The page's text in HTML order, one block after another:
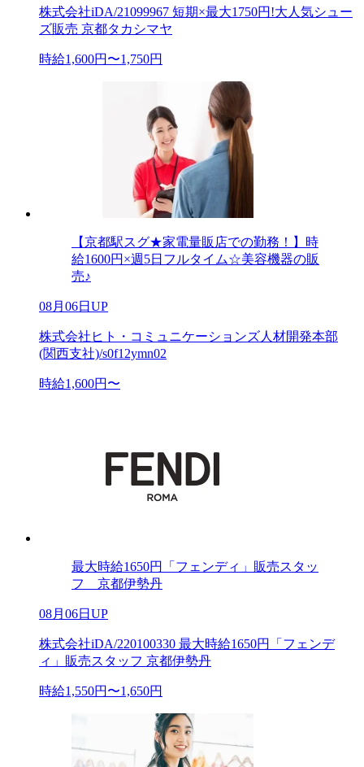
株式会社iDA/21099967 短期×最大1750円!大人気シュー
ズ販売 京都タカシマヤ
時給1,600円〜1,750円
【京都駅スグ★家電量販店での勤務！】時
給1600円×週5日フルタイム☆美容機器の販
売♪
08月06日UP
株式会社ヒト・コミュニケーションズ人材開発本部
(関西支社)/s0f12ymn02
時給1,600円〜
最大時給1650円「フェンディ」販売スタッ
フ 京都伊勢丹
08月06日UP
株式会社iDA/220100330 最大時給1650円「フェンデ
ィ」販売スタッフ 京都伊勢丹
時給1,550円〜1,650円